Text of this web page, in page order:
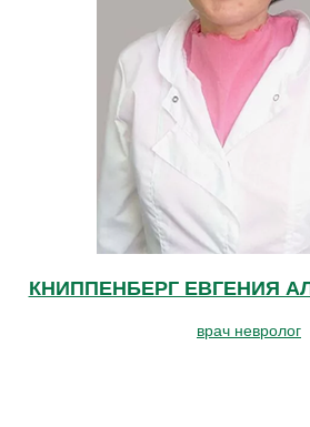
КНИППЕНБЕРГ ЕВГЕНИЯ
врач невролог